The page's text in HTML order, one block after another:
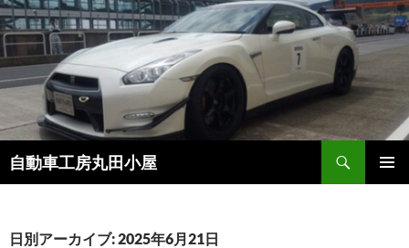
コ
ン
テ
ン
ス
キ
ッ
自動車工房丸田小屋
検
索
日別アーカイブ: 2025年6月21日